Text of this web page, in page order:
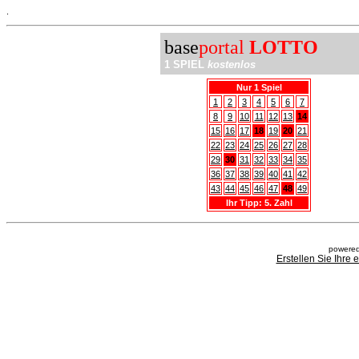
baseportal LOTTO
1 SPIEL kostenlos
Nur 1 Spiel
1
2 3 4 5 6
7
8
9 10 11 12 13 14
15 16 17 18 19 20 21
22 23 24 25 26 27 28
29 30 31 32 33 34 35
36 37 38 39 40 41
42
43 44 45 46 47 48 49
Ihr Tipp: 5. Zahl
Erstellen Sie Ihre